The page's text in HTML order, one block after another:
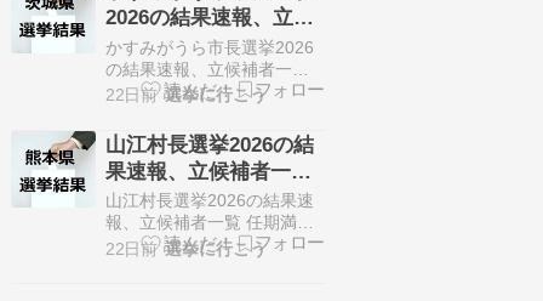
ています。 7月19日に投開
票の予定でしたが立候補者
が定数以下だったので無投
票での当選が確定していま
2026の結果速報、立候
補者一覧（7月19日、茨
城県）・無投票
かすみがうら市長選挙2026
の結果速報、立候補者一覧
任期満了に伴うかすみがう
されました。 定数1人に対し
て1人が立候補しています。
7月19日に投開票の予定でし
たが立候補者が定数以下だ
ったので無投票での当選が
確定しています。 今回はこ
のかすみがうら市…
22日前 選挙に行こう
山江村長選挙2026の結
果速報、立候補者一覧
（7月19日、熊本県）・
無投票
山江村長選挙2026の結果速
報、立候補者一覧 任期満了
に伴う山江村長選挙が7月14
22日前 選挙に行こう